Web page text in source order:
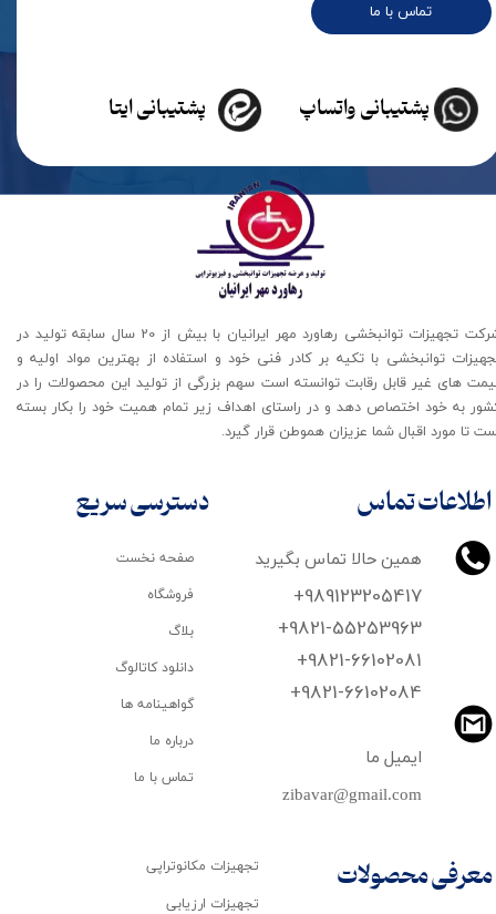
تماس با ما
پشتیبانی ایتا پشتیبانی واتساپ
اطلاعات تماس
همین حالا تماس بگیرید
+989123205417
+9821-55253963
+9821-66102081
​​​​​​​+9821-66102084
zibavar@gmail.com
ایمیل ما
شرکت تجهیزات توانبخشی رهاورد مهر ایرانیان با بیش از 20 سال سابقه تولید در
توانبخشی با تکیه بر کادر فنی خود و استفاده از بهترین مواد اولیه و
های غیر قابل رقابت توانسته است سهم بزرگی از تولید این محصولات را در
به خود اختصاص دهد و در راستای اهداف زیر تمام همیت خود را بکار بسته
تا مورد اقبال شما عزیزان هموطن قرار گیرد​​​​​​​.
صفحه نخست
فروشگاه
بلاگ
دانلود کاتالوگ
گواهینامه ها
درباره ما
تماس با ما
تجهیزات مکانوتراپی
تجهیزات ارزیابی
دسترسی سریع
معرفی محصولات